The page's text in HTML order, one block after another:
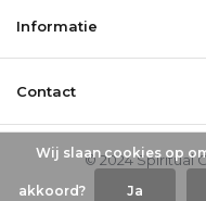
Informatie
Contact
© 2024 Spiritual
Wij slaan cookies op
akkoord? Ja